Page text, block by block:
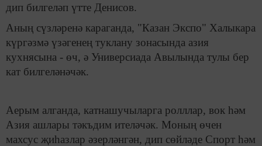
дип билгеләп үтте Денисов.
Аның сүзләренә караганда, "Казан Экспо" Халыкара
күргәзмә үзәгенең туклану зонасында азия
кухнясына - өч, ә Универсиада Авылында тулы бер
кат билгеләнәчәк.
Аерым алганда, катнашучыларга ролллар, вок һәм
Азия ашлары тәкъдим ителәчәк. Моның өчен
махсус җиһазлар әзерләнгән, дип сөйләде Спорт һәм